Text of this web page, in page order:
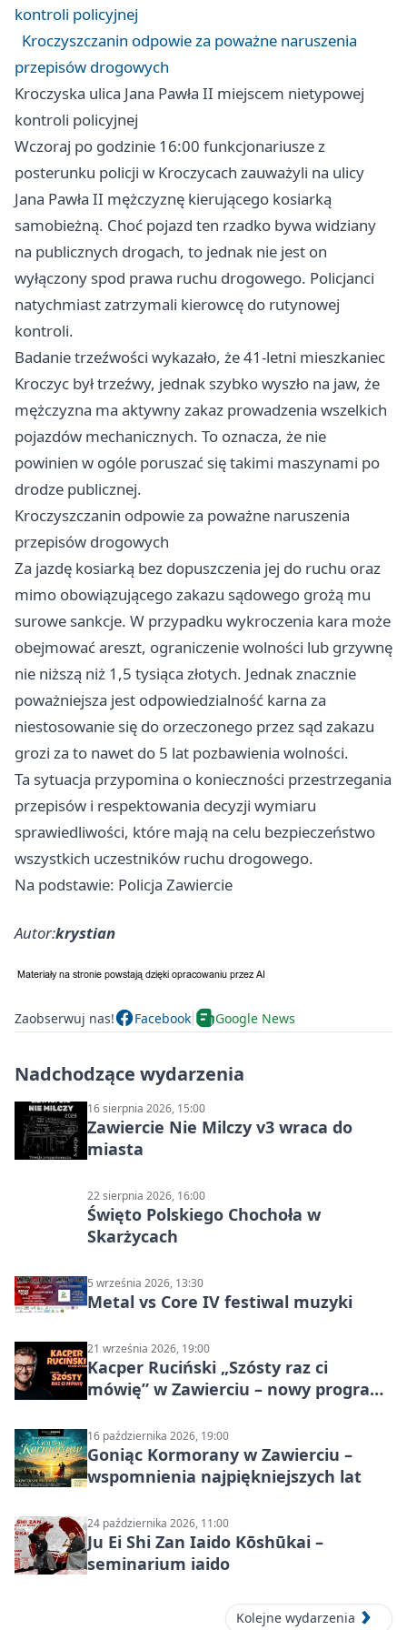
kontroli policyjnej
Kroczyszczanin odpowie za poważne naruszenia
przepisów drogowych
Kroczyska ulica Jana Pawła II miejscem nietypowej
kontroli policyjnej
Wczoraj po godzinie 16:00 funkcjonariusze z
posterunku policji w Kroczycach zauważyli na ulicy
Jana Pawła II mężczyznę kierującego kosiarką
samobieżną. Choć pojazd ten rzadko bywa widziany
na publicznych drogach, to jednak nie jest on
wyłączony spod prawa ruchu drogowego. Policjanci
natychmiast zatrzymali kierowcę do rutynowej
kontroli.
Badanie trzeźwości wykazało, że 41-letni mieszkaniec
Kroczyc był trzeźwy, jednak szybko wyszło na jaw, że
mężczyzna ma aktywny zakaz prowadzenia wszelkich
pojazdów mechanicznych. To oznacza, że nie
powinien w ogóle poruszać się takimi maszynami po
drodze publicznej.
Kroczyszczanin odpowie za poważne naruszenia
przepisów drogowych
Za jazdę kosiarką bez dopuszczenia jej do ruchu oraz
mimo obowiązującego zakazu sądowego grożą mu
surowe sankcje. W przypadku wykroczenia kara może
obejmować areszt, ograniczenie wolności lub grzywnę
nie niższą niż 1,5 tysiąca złotych. Jednak znacznie
poważniejsza jest odpowiedzialność karna za
niestosowanie się do orzeczonego przez sąd zakazu
grozi za to nawet do 5 lat pozbawienia wolności.
Ta sytuacja przypomina o konieczności przestrzegania
przepisów i respektowania decyzji wymiaru
sprawiedliwości, które mają na celu bezpieczeństwo
wszystkich uczestników ruchu drogowego.
Na podstawie: Policja Zawiercie
Autor:krystian
Zaobserwuj nas! Facebook Google News
Nadchodzące wydarzenia
16 sierpnia 2026, 15:00
Zawiercie Nie Milczy v3 wraca do
miasta
22 sierpnia 2026, 16:00
Święto Polskiego Chochoła w
Skarżycach
5 września 2026, 13:30
Metal vs Core IV festiwal muzyki
21 września 2026, 19:00
Kacper Ruciński „Szósty raz ci
mówię” w Zawierciu – nowy program
16 października 2026, 19:00
Goniąc Kormorany w Zawierciu –
wspomnienia najpiękniejszych lat
24 października 2026, 11:00
Ju Ei Shi Zan Iaido Kōshūkai –
seminarium iaido
Kolejne wydarzenia